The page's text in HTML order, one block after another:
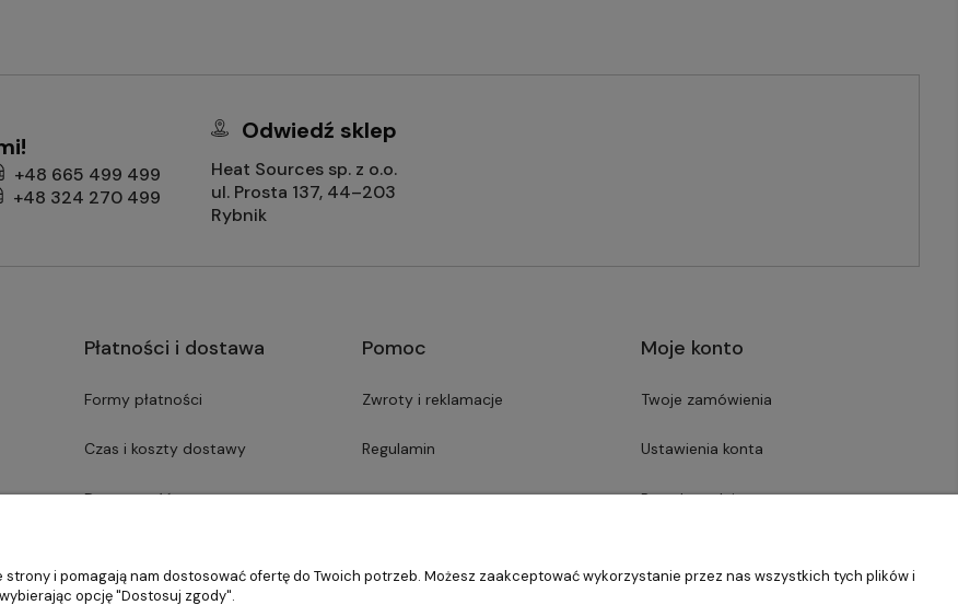
+48 665 499 499
+48 324 270 499
Odwiedź sklep
Heat Sources sp. z o.o.
ul. Prosta 137, 44–203
Rybnik
Płatności i dostawa
Formy płatności
Czas i koszty dostawy
Dostępność asortymentu
Pomoc
Zwroty i reklamacje
Regulamin
Moje konto
Twoje zamówienia
Ustawienia konta
Przechowalnia
i pomagają nam dostosować ofertę do Twoich potrzeb. Możesz zaakceptować wykorzystanie przez nas wszystkich tych plików i
opcję "Dostosuj zgody".